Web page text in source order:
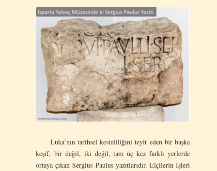
Luka’nın tarihsel kesinliliğini teyit eden bir başka
keşif, bir değil, iki değil, tam üç kez farklı yerlerde
ortaya çıkan Sergius Paulus yazıtlarıdır. Elçilerin İşleri